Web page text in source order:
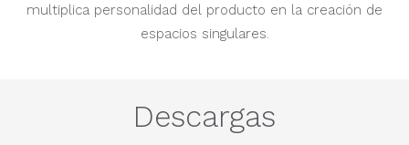
multiplica personalidad del producto en la creación de
espacios singulares.
Descargas